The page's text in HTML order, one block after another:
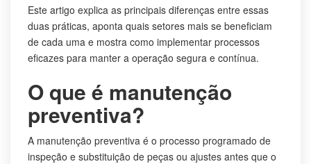
Este artigo explica as principais diferenças entre essas
duas práticas, aponta quais setores mais se beneficiam
de cada uma e mostra como implementar processos
eficazes para manter a operação segura e contínua.
O que é manutenção
preventiva?
A manutenção preventiva é o processo programado de
inspeção e substituição de peças ou ajustes antes que o